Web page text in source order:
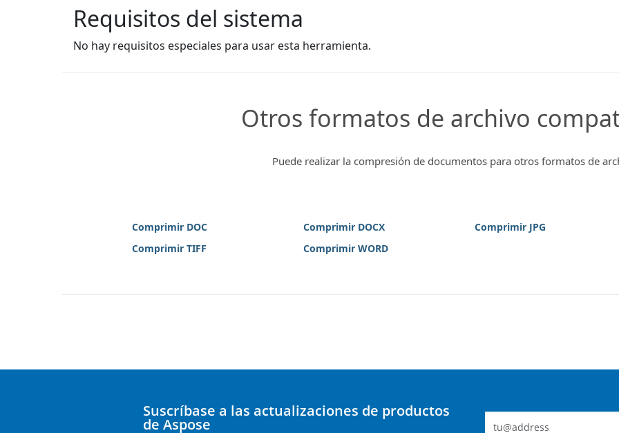
Requisitos del sistema
No hay requisitos especiales para usar esta herramienta.
Otros formatos de archivo
Puede realizar la compresión de documentos para otros formatos de
Comprimir DOC Comprimir DOCX Comprimir JPG
Comprimir TIFF
Comprimir WORD
Suscríbase a las actualizaciones de productos
de Aspose